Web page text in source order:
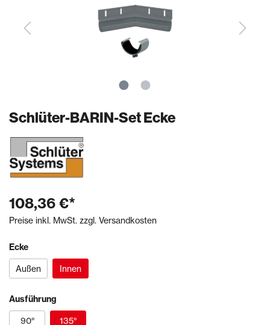
Schlüter-BARIN-Set Ecke
108,36 €*
Preise inkl. MwSt. zzgl. Versandkosten
Ecke
Außen Innen
Ausführung
90° 135°